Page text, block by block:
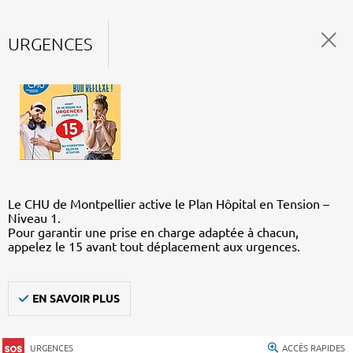
URGENCES
Le CHU de Montpellier active le Plan Hôpital en Tension –
Niveau 1.
Pour garantir une prise en charge adaptée à chacun,
appelez le 15 avant tout déplacement aux urgences.
EN SAVOIR PLUS
URGENCES ACCÈS RAPIDES